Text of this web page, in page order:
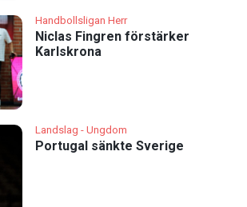
Handbollsligan Herr
Niclas Fingren förstärker
Karlskrona
Landslag - Ungdom
Portugal sänkte Sverige